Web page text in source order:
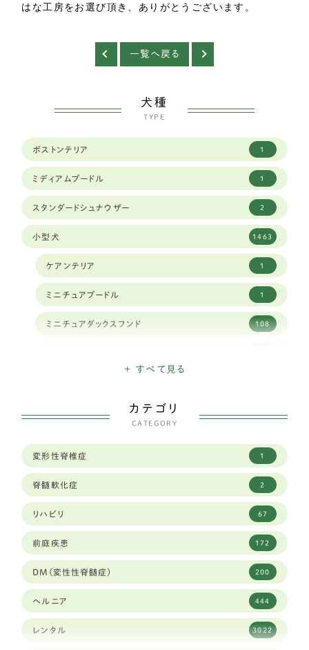
はな工房をお選び頂き、ありがとうございます。
一覧へ戻る
犬種
TYPE
ボストンテリア 1
ミディアムプードル 1
スタンダードシュナウザー 2
小型犬 1463
ケアンテリア 1
ミニチュアプードル 1
ミニチュアダックスフンド 108
イタリアングレイハウンド
トイフォックステリア 1
カニヘンダックスフンド 7
豆柴犬 30
ブリュッセルグリフォン 1
キャバリア 59
シーズー 84
+ すべて見る
カテゴリ
CATEGORY
変形性脊椎症 1
脊髄軟化症 2
リハビリ 67
前庭疾患 172
DM(変性性脊髄症) 200
ヘルニア 444
レンタル 3022